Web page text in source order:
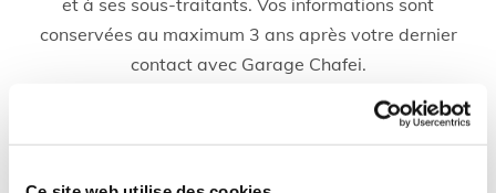
et à ses sous-traitants. Vos informations sont
conservées au maximum 3 ans après votre dernier
contact avec Garage Chafei.
Conformément à la loi « informatique et libertés » du 6
n°2016/679/UE du 27 avril 2016, vous bénéficiez d’un